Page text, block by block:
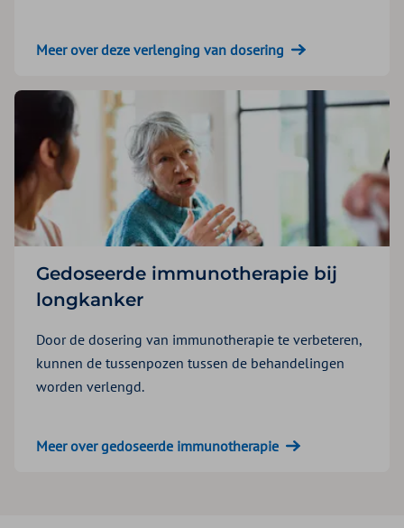
Meer over deze verlenging van dosering
Gedoseerde immunotherapie bij
longkanker
Door de dosering van immunotherapie te verbeteren,
kunnen de tussenpozen tussen de behandelingen
worden verlengd.
Meer over gedoseerde immunotherapie